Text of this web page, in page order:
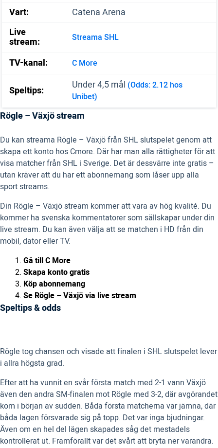
Vart:
Catena Arena
Live
stream: Streama SHL
TV-kanal: C More
Speltips: Under 4,5 mål (Odds: 2.12 hos
Unibet)
Rögle – Växjö stream
Du kan streama Rögle – Växjö från SHL slutspelet genom att
skapa ett konto hos Cmore. Där har man alla rättigheter för att
visa matcher från SHL i Sverige. Det är dessvärre inte gratis –
utan kräver att du har ett abonnemang som låser upp alla
sport streams.
Din Rögle – Växjö stream kommer att vara av hög kvalité. Du
kommer ha svenska kommentatorer som sällskapar under din
live stream. Du kan även välja att se matchen i HD från din
mobil, dator eller TV.
Gå till C More
Skapa konto gratis
Köp abonnemang
Se Rögle – Växjö via live stream
Speltips & odds
Rögle tog chansen och visade att finalen i SHL slutspelet lever
i allra högsta grad.
Efter att ha vunnit en svår första match med 2-1 vann Växjö
även den andra SM-finalen mot Rögle med 3-2, där avgörandet
kom i början av sudden. Båda första matcherna var jämna, där
båda lagen försvarade sig på topp. Det var inga bjudningar.
Även om en hel del lägen skapades såg det mestadels
kontrollerat ut. Framförallt var det svårt att bryta ner varandra.